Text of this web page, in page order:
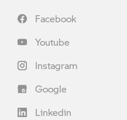
Facebook
Youtube
Instagram
Google
Linkedin